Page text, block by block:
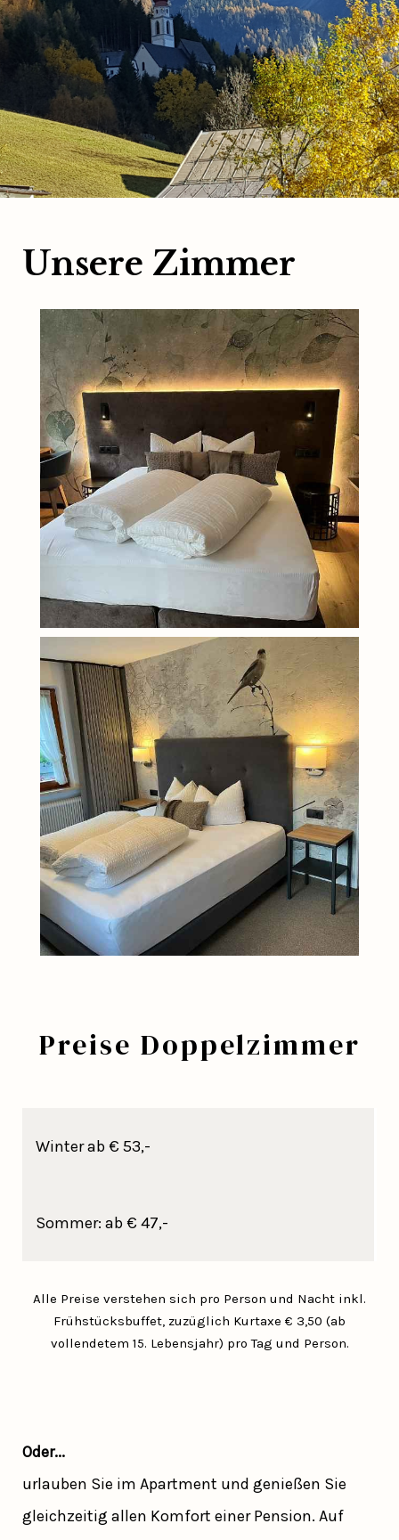
Unsere Zimmer
Preise Doppelzimmer
Winter ab € 53,-
Sommer: ab € 47,-
Alle Preise verstehen sich pro Person und Nacht inkl.
Frühstücksbuffet, zuzüglich Kurtaxe € 3,50 (ab
vollendetem 15. Lebensjahr) pro Tag und Person.
Oder...
urlauben Sie im Apartment und genießen Sie
gleichzeitig allen Komfort einer Pension. Auf